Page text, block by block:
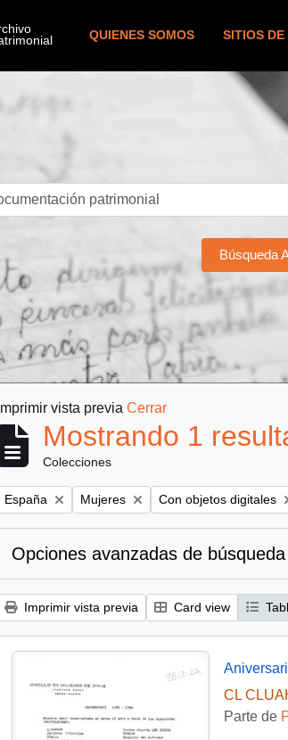
QUIENES SOMOS SITIOS DE
Búsqueda
Imprimir vista previa Cerrar
Mostrando 1
Colecciones
Remove filter:
España Remove filter:
Mujeres Remove filter:
Con objetos digitales
Opciones avanzadas de búsqueda
Imprimir vista previa Card view
CL
Parte de